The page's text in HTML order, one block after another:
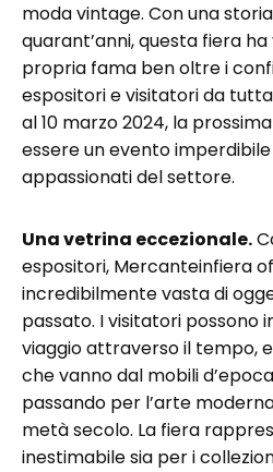
moda vintage. Con una
quarant’anni, questa fiera
propria fama ben oltre i
espositori e visitatori da
al 10 marzo 2024, la
essere un evento
appassionati del settore.
Una vetrina eccezionale.
espositori, Mercanteinfiera
incredibilmente vasta di
passato. I visitatori possono
viaggio attraverso il tempo,
che vanno dal mobili
passando per l’arte
metà secolo. La fiera
inestimabile sia per i